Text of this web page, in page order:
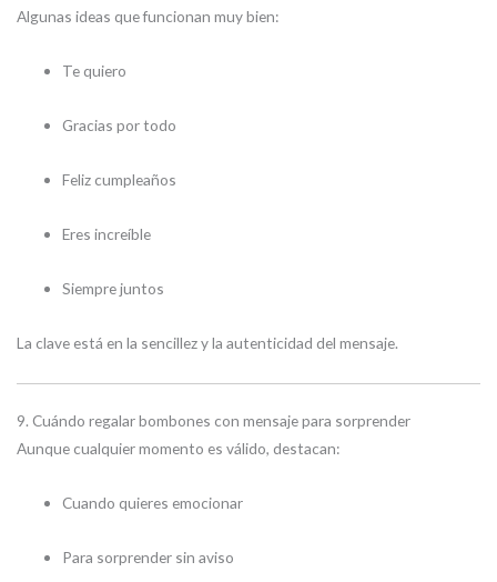
Algunas ideas que funcionan muy bien:
Te quiero
Gracias por todo
Feliz cumpleaños
Eres increíble
Siempre juntos
La clave está en la sencillez y la autenticidad del mensaje.
9. Cuándo regalar bombones con mensaje para sorprender
Aunque cualquier momento es válido, destacan:
Cuando quieres emocionar
Para sorprender sin aviso